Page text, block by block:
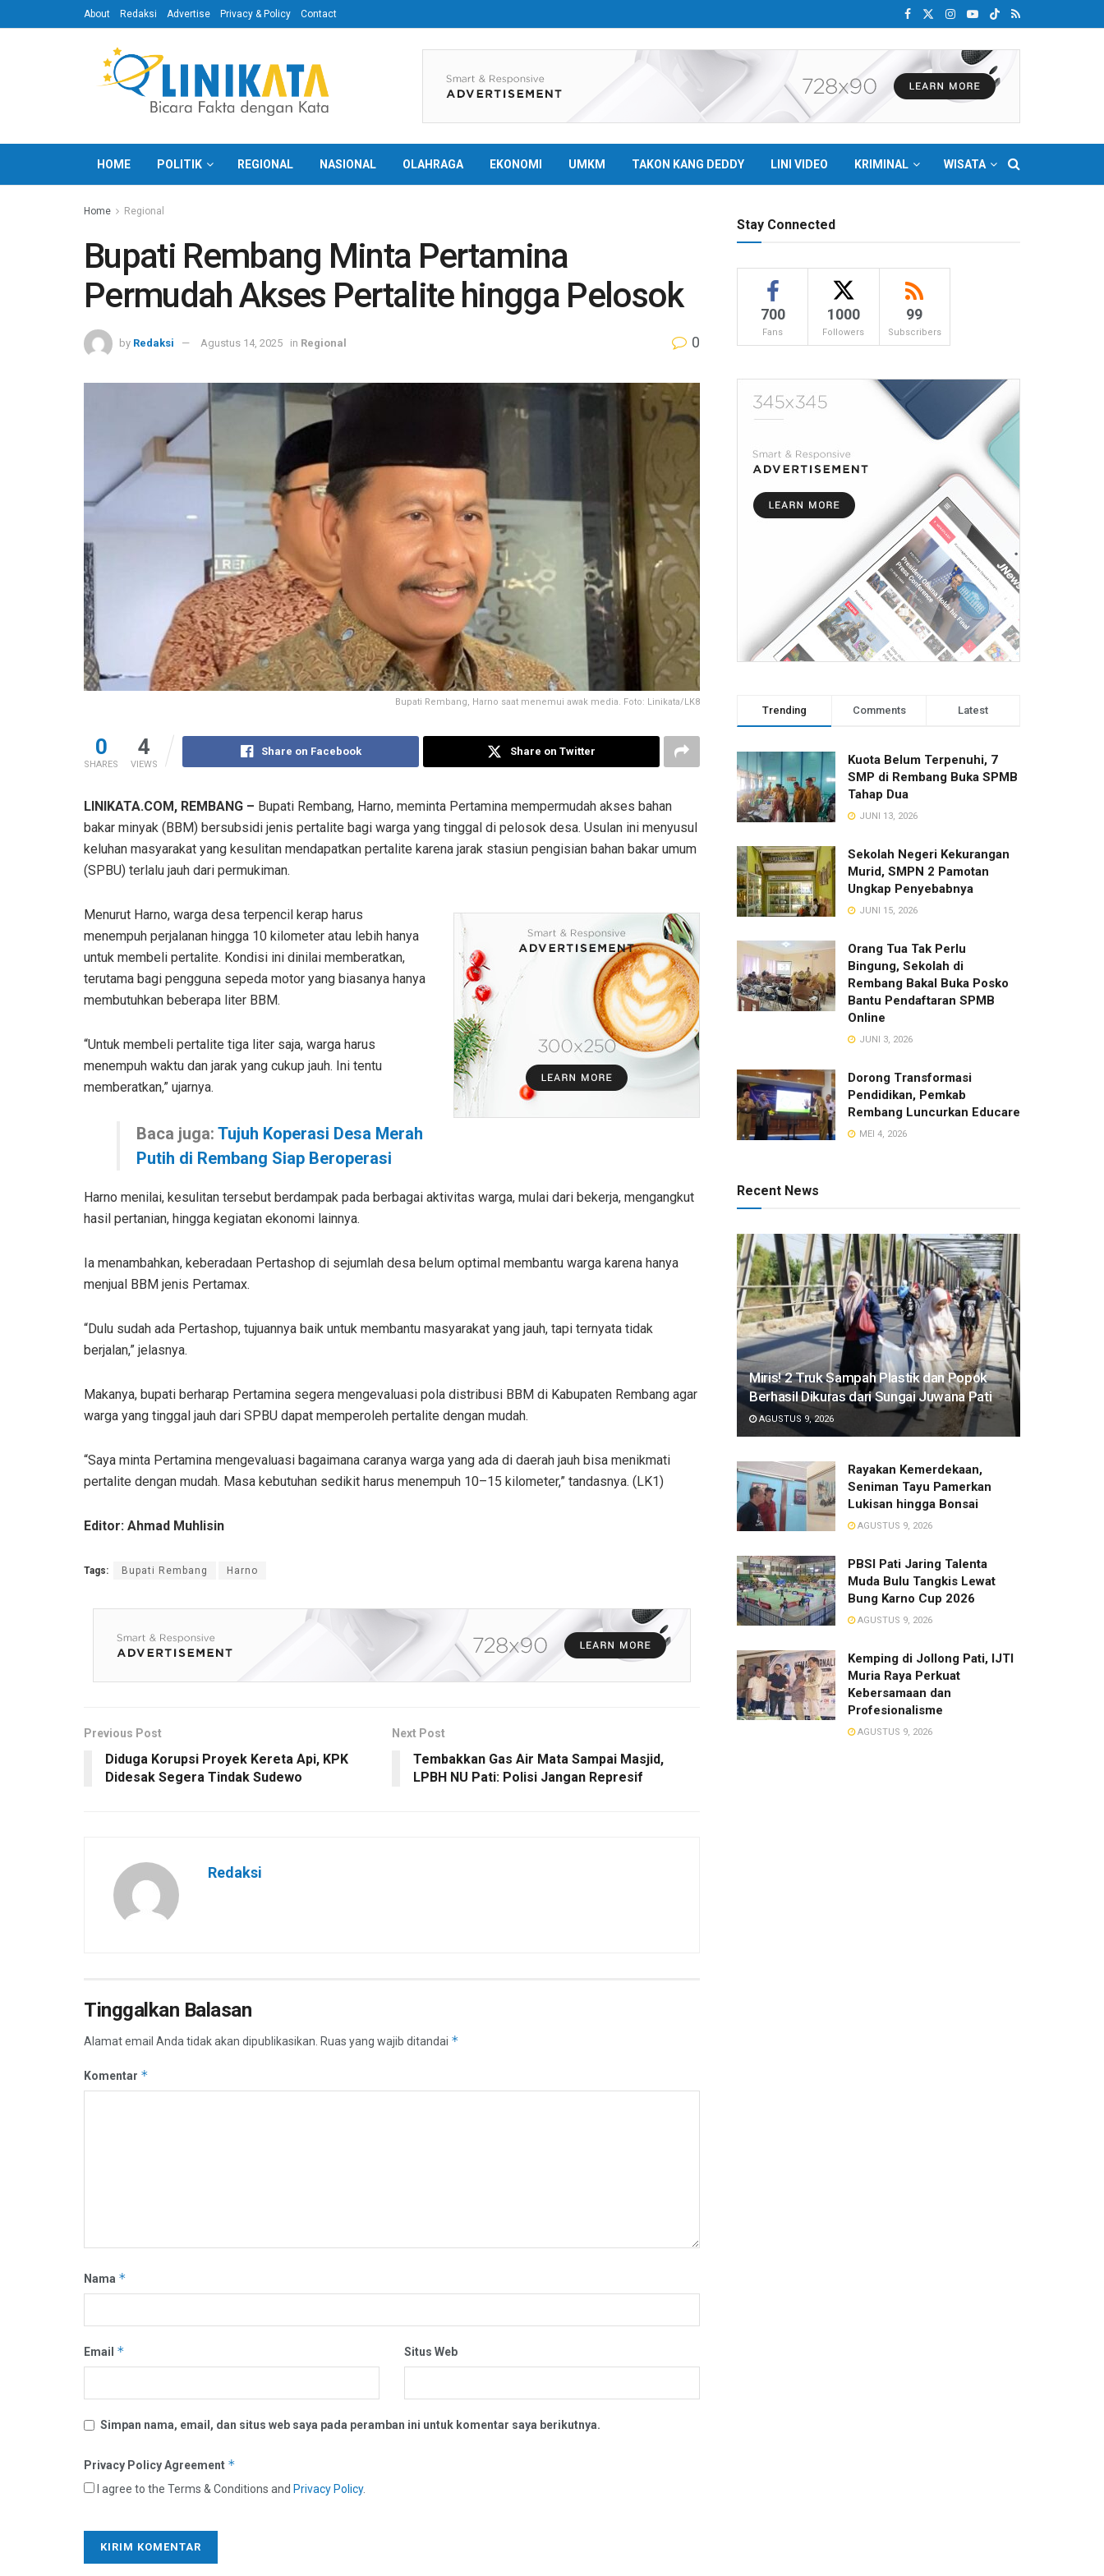
About Redaksi Advertise Privacy & Policy Contact
HOME POLITIK REGIONAL NASIONAL OLAHRAGA EKONOMI UMKM TAKON KANG DEDDY LINI VIDEO KRIMINAL WISATA
Home Regional
Bupati Rembang Minta Pertamina
Permudah Akses Pertalite hingga Pelosok
by Redaksi Agustus 14, 2025 in Regional 0
Bupati Rembang, Harno saat menemui awak media. Foto: Linikata/LK8
0
SHARES
4
VIEWS
Share on Facebook Share on Twitter
LINIKATA.COM, REMBANG – Bupati Rembang, Harno, meminta Pertamina mempermudah akses bahan
bakar minyak (BBM) bersubsidi jenis pertalite bagi warga yang tinggal di pelosok desa. Usulan ini menyusul
keluhan masyarakat yang kesulitan mendapatkan pertalite karena jarak stasiun pengisian bahan bakar umum
(SPBU) terlalu jauh dari permukiman.
Menurut Harno, warga desa terpencil kerap harus
menempuh perjalanan hingga 10 kilometer atau lebih hanya
untuk membeli pertalite. Kondisi ini dinilai memberatkan,
terutama bagi pengguna sepeda motor yang biasanya hanya
membutuhkan beberapa liter BBM.
“Untuk membeli pertalite tiga liter saja, warga harus
menempuh waktu dan jarak yang cukup jauh. Ini tentu
memberatkan,” ujarnya.
Baca juga: Tujuh Koperasi Desa Merah
Putih di Rembang Siap Beroperasi
Harno menilai, kesulitan tersebut berdampak pada berbagai aktivitas warga, mulai dari bekerja, mengangkut
hasil pertanian, hingga kegiatan ekonomi lainnya.
Ia menambahkan, keberadaan Pertashop di sejumlah desa belum optimal membantu warga karena hanya
menjual BBM jenis Pertamax.
“Dulu sudah ada Pertashop, tujuannya baik untuk membantu masyarakat yang jauh, tapi ternyata tidak
berjalan,” jelasnya.
Makanya, bupati berharap Pertamina segera mengevaluasi pola distribusi BBM di Kabupaten Rembang agar
warga yang tinggal jauh dari SPBU dapat memperoleh pertalite dengan mudah.
“Saya minta Pertamina mengevaluasi bagaimana caranya warga yang ada di daerah jauh bisa menikmati
pertalite dengan mudah. Masa kebutuhan sedikit harus menempuh 10–15 kilometer,” tandasnya. (LK1)
Editor: Ahmad Muhlisin
Tags: Bupati Rembang Harno
Previous Post
Diduga Korupsi Proyek Kereta Api, KPK
Didesak Segera Tindak Sudewo
Next Post
Tembakkan Gas Air Mata Sampai Masjid,
LPBH NU Pati: Polisi Jangan Represif
Redaksi
Tinggalkan Balasan
Alamat email Anda tidak akan dipublikasikan. Ruas yang wajib ditandai *
Komentar *
Nama *
Email * Situs Web
Simpan nama, email, dan situs web saya pada peramban ini untuk komentar saya berikutnya.
Privacy Policy Agreement *
I agree to the Terms & Conditions and Privacy Policy.
Stay Connected
700
Fans
1000
Followers
99
Subscribers
Trending Comments Latest
Kuota Belum Terpenuhi, 7
SMP di Rembang Buka SPMB
Tahap Dua
JUNI 13, 2026
Sekolah Negeri Kekurangan
Murid, SMPN 2 Pamotan
Ungkap Penyebabnya
JUNI 15, 2026
Orang Tua Tak Perlu
Bingung, Sekolah di
Rembang Bakal Buka Posko
Bantu Pendaftaran SPMB
Online
JUNI 3, 2026
Dorong Transformasi
Pendidikan, Pemkab
Rembang Luncurkan Educare
MEI 4, 2026
Recent News
​Miris! 2 Truk Sampah Plastik dan Popok
Berhasil Dikuras dari Sungai Juwana Pati
AGUSTUS 9, 2026
Rayakan Kemerdekaan,
Seniman Tayu Pamerkan
Lukisan hingga Bonsai
AGUSTUS 9, 2026
PBSI Pati Jaring Talenta
Muda Bulu Tangkis Lewat
Bung Karno Cup 2026
AGUSTUS 9, 2026
​Kemping di Jollong Pati, IJTI
Muria Raya Perkuat
Kebersamaan dan
Profesionalisme
AGUSTUS 9, 2026